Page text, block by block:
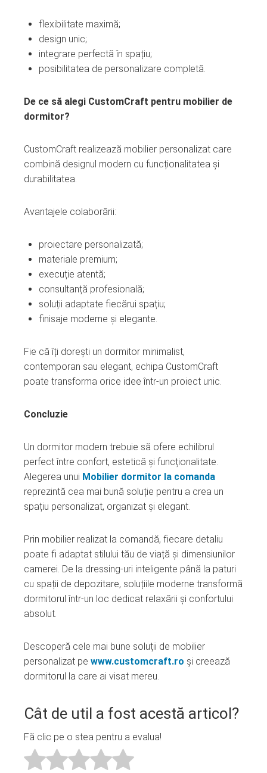
flexibilitate maximă;
design unic;
integrare perfectă în spațiu;
posibilitatea de personalizare completă.
De ce să alegi CustomCraft pentru mobilier de
dormitor?
CustomCraft realizează mobilier personalizat care
combină designul modern cu funcționalitatea și
durabilitatea.
Avantajele colaborării:
proiectare personalizată;
materiale premium;
execuție atentă;
consultanță profesională;
soluții adaptate fiecărui spațiu;
finisaje moderne și elegante.
Fie că îți dorești un dormitor minimalist,
contemporan sau elegant, echipa CustomCraft
poate transforma orice idee într-un proiect unic.
Concluzie
Un dormitor modern trebuie să ofere echilibrul
perfect între confort, estetică și funcționalitate.
Alegerea unui Mobilier dormitor la comanda
reprezintă cea mai bună soluție pentru a crea un
spațiu personalizat, organizat și elegant.
Prin mobilier realizat la comandă, fiecare detaliu
poate fi adaptat stilului tău de viață și dimensiunilor
camerei. De la dressing-uri inteligente până la paturi
cu spații de depozitare, soluțiile moderne transformă
dormitorul într-un loc dedicat relaxării și confortului
absolut.
Descoperă cele mai bune soluții de mobilier
personalizat pe www.customcraft.ro și creează
dormitorul la care ai visat mereu.
Cât de util a fost acestă articol?
Fă clic pe o stea pentru a evalua!